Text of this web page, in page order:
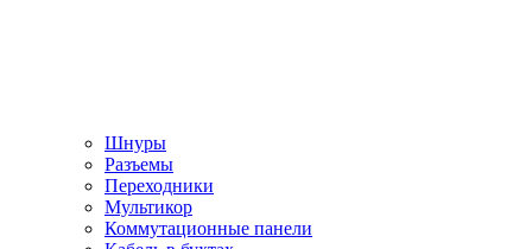
Шнуры
Разъемы
Переходники
Мультикор
Коммутационные панели